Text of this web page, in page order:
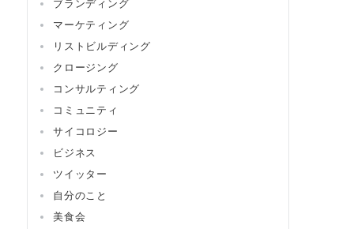
ブランディング
マーケティング
リストビルディング
クロージング
コンサルティング
コミュニティ
サイコロジー
ビジネス
ツイッター
自分のこと
美食会